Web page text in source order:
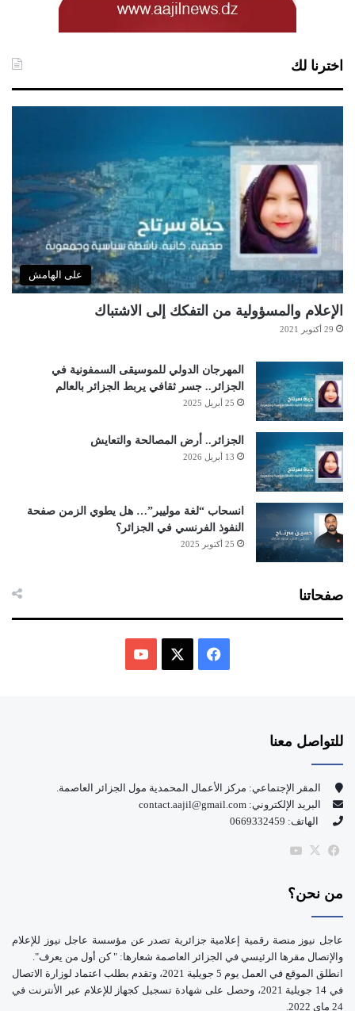
اخترنا لك
على الهامش
الإعلام والمسؤولية من التفكك إلى الاشتباك
29 أكتوبر 2021
المهرجان الدولي للموسيقى السمفونية في
الجزائر.. جسر ثقافي يربط الجزائر بالعالم
25 أبريل 2025
الجزائر.. أرض المصالحة والتعايش
13 أبريل 2026
انسحاب “لغة موليير”… هل يطوي الزمن صفحة
النفوذ الفرنسي في الجزائر؟
25 أكتوبر 2025
صفحاتنا
و
ك
للتواصل معنا
المقر الإجتماعي: مركز الأعمال المحمدية مول الجزائر العاصمة.
البريد الإلكتروني: contact.aajil@gmail.com
الهاتف: 0669332459
فيسبوك
‫X
من نحن؟
عاجل نيوز منصة رقمية إعلامية جزائرية تصدر عن مؤسسة عاجل نيوز للإعلام
والإتصال مقرها الرئيسي في الجزائر العاصمة شعارها: " كن أول من يعرف".
انطلق الموقع في العمل يوم 5 جويلية 2021، وتقدم بطلب اعتماد لوزارة الاتصال
في 14 جويلية 2021، وحصل على شهادة تسجيل كجهاز للإعلام عبر الأنترنت في
24 ماي 2022.